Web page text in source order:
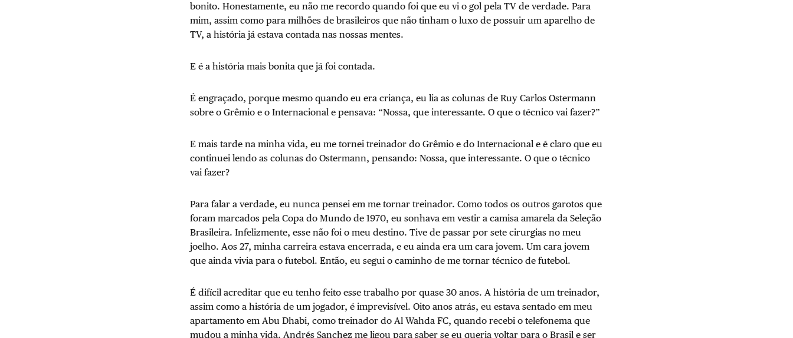
bonito. Honestamente, eu não me recordo quando foi que eu vi o gol pela TV de verdade. Para
mim, assim como para milhões de brasileiros que não tinham o luxo de possuir um aparelho de
TV, a história já estava contada nas nossas mentes.
E é a história mais bonita que já foi contada.
É engraçado, porque mesmo quando eu era criança, eu lia as colunas de Ruy Carlos Ostermann
sobre o Grêmio e o Internacional e pensava: “Nossa, que interessante. O que o técnico vai fazer?”
E mais tarde na minha vida, eu me tornei treinador do Grêmio e do Internacional e é claro que eu
continuei lendo as colunas do Ostermann, pensando: Nossa, que interessante. O que o técnico
vai fazer?
Para falar a verdade, eu nunca pensei em me tornar treinador. Como todos os outros garotos que
foram marcados pela Copa do Mundo de 1970, eu sonhava em vestir a camisa amarela da Seleção
Brasileira. Infelizmente, esse não foi o meu destino. Tive de passar por sete cirurgias no meu
joelho. Aos 27, minha carreira estava encerrada, e eu ainda era um cara jovem. Um cara jovem
que ainda vivia para o futebol. Então, eu segui o caminho de me tornar técnico de futebol.
É difícil acreditar que eu tenho feito esse trabalho por quase 30 anos. A história de um treinador,
assim como a história de um jogador, é imprevisível. Oito anos atrás, eu estava sentado em meu
apartamento em Abu Dhabi, como treinador do Al Wahda FC, quando recebi o telefonema que
mudou a minha vida. Andrés Sanchez me ligou para saber se eu queria voltar para o Brasil e ser